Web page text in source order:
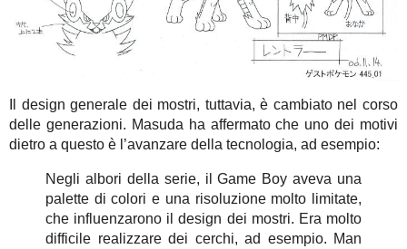
Il design generale dei mostri, tuttavia, è cambiato nel corso
delle generazioni. Masuda ha affermato che uno dei motivi
dietro a questo è l’avanzare della tecnologia, ad esempio:
Negli albori della serie, il Game Boy aveva una
palette di colori e una risoluzione molto limitate,
che influenzarono il design dei mostri. Era molto
difficile realizzare dei cerchi, ad esempio. Man